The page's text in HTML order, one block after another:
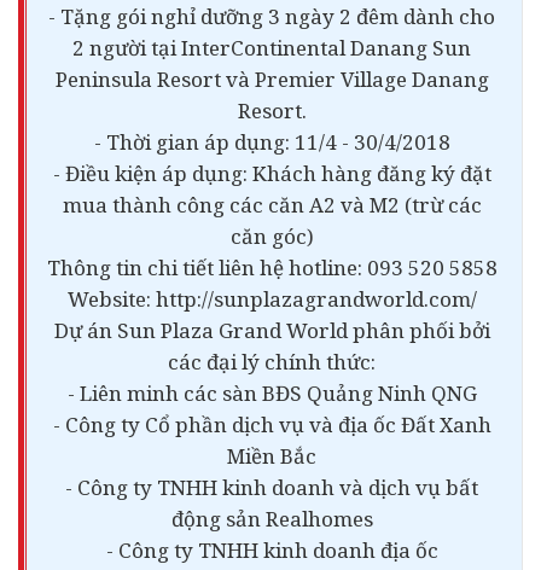
- Tặng gói nghỉ dưỡng 3 ngày 2 đêm dành cho
2 người tại InterContinental Danang Sun
Peninsula Resort và Premier Village Danang
Resort.
- Thời gian áp dụng: 11/4 - 30/4/2018
- Điều kiện áp dụng: Khách hàng đăng ký đặt
mua thành công các căn A2 và M2 (trừ các
căn góc)
Thông tin chi tiết liên hệ hotline: 093 520 5858
Website: http://sunplazagrandworld.com/
Dự án Sun Plaza Grand World phân phối bởi
các đại lý chính thức:
- Liên minh các sàn BĐS Quảng Ninh QNG
- Công ty Cổ phần dịch vụ và địa ốc Đất Xanh
Miền Bắc
- Công ty TNHH kinh doanh và dịch vụ bất
động sản Realhomes
- Công ty TNHH kinh doanh địa ốc